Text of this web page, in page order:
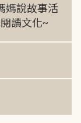
媽說故事活
讀文化~